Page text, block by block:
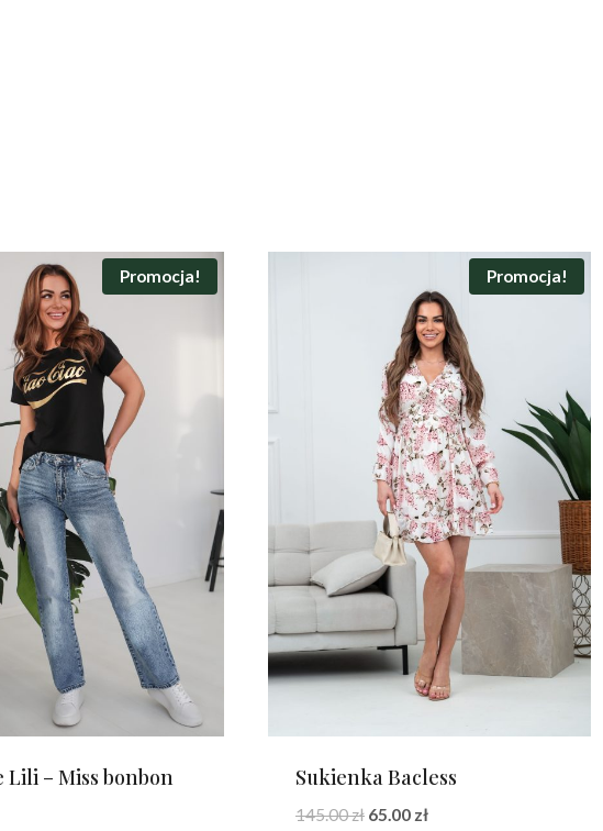
Promocja!
Lili – Miss bonbon
Promocja!
Sukienka Bacless
145.00zł Pierwotna
65.00 złAktualna